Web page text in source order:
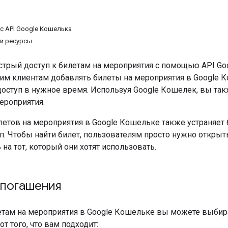
API Google Кошелька
ресурсы
доступ к билетам на мероприятия с помощью API
клиентам добавлять билеты на мероприятия в Google
в нужное время. Используя Google Кошелек, вы
на мероприятия в Google Кошельке также
Чтобы найти билет, пользователям просто нужно
тот, который они хотят использовать.
на мероприятия в Google Кошельке вы можете
того, что вам подходит: